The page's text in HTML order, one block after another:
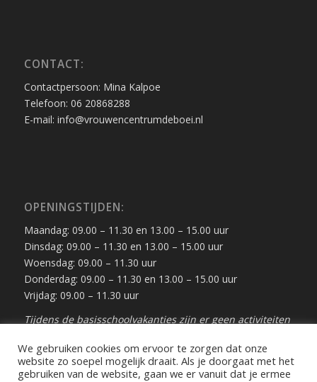
CONTACT:
Contactpersoon: Mina Kalpoe
Telefoon: 06 20868288
E-mail: info@vrouwencentrumdeboei.nl
OPENINGSTIJDEN:
Maandag: 09.00 – 11.30 en 13.00 – 15.00 uur
Dinsdag: 09.00 – 11.30 en 13.00 – 15.00 uur
Woensdag: 09.00 – 11.30 uur
Donderdag: 09.00 – 11.30 en 13.00 – 15.00 uur
Vrijdag: 09.00 – 11.30 uur
Tijdens de basisschoolvakanties zijn er geen activiteiten
We gebruiken cookies om ervoor te zorgen dat onze
website zo soepel mogelijk draait. Als je doorgaat met het
gebruiken van de website, gaan we er vanuit dat je ermee